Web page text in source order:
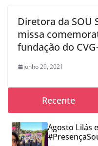
Diretora da SOU
missa
fundação do
junho 29, 2021
Recente
Agosto Lilás